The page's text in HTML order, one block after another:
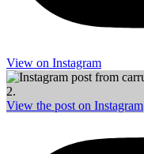
View on Insta­gram
View the post on Insta­gram